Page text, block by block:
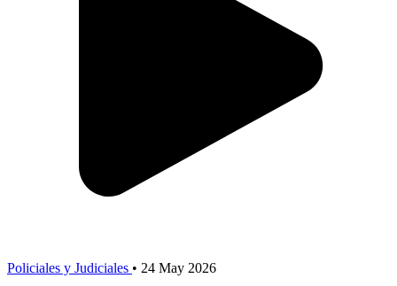
Policiales y Judiciales • 24 May 2026